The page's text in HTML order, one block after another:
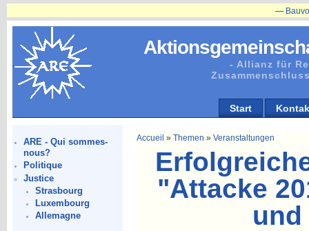
- Allianz für
Start
ARE - Qui sommes-
nous?
Politique
Justice
Strasbourg
Luxembourg
Allemagne
Accueil » Themen » Veranstaltungen
"Attacke
und